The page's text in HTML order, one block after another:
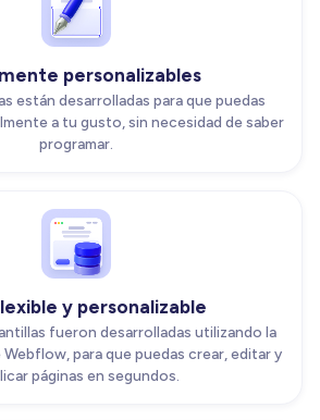
personalizables
están desarrolladas para que puedas
a tu gusto, sin necesidad de saber
programar.
y personalizable
fueron desarrolladas utilizando la
para que puedas crear, editar y
páginas en segundos.